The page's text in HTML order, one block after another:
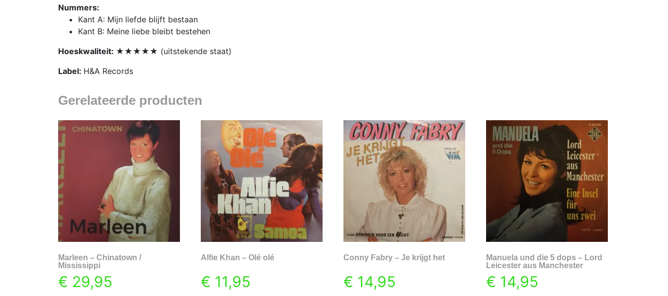
Nummers:
Kant A: Mijn liefde blijft bestaan
Kant B: Meine liebe bleibt bestehen
Hoeskwaliteit: ★★★★★ (uitstekende staat)
Label: H&A Records
Gerelateerde producten
Marleen – Chinatown /
Mississippi
€ 29,95
Alfie Khan – Olé olé
€ 11,95
Conny Fabry – Je krijgt het
€ 14,95
Manuela und die 5 dops – Lord
Leicester aus Manchester
€ 14,95